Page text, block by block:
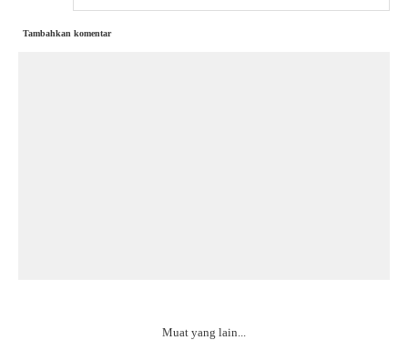
Tambahkan komentar
Muat yang lain...